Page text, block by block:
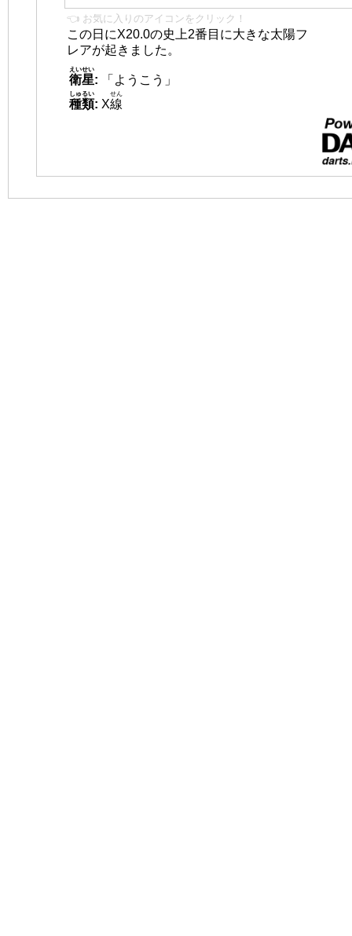
👈 お気に入りのアイコンをクリック！
この日にX20.0の史上2番目に大きな太陽フ
レアが起きました。
衛星
えいせい
:
「ようこう」
種類
しゅるい
: X線
せん